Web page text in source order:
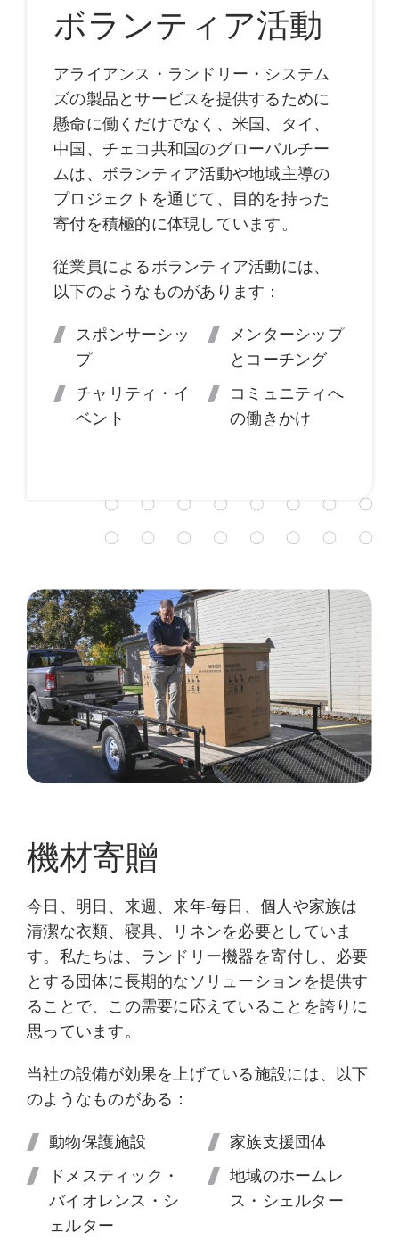
ボランティア活動
アライアンス・ランドリー・システム
ズの製品とサービスを提供するために
懸命に働くだけでなく、米国、タイ、
中国、チェコ共和国のグローバルチー
ムは、ボランティア活動や地域主導の
プロジェクトを通じて、目的を持った
寄付を積極的に体現しています。
従業員によるボランティア活動には、
以下のようなものがあります：
スポンサーシッ
プ
チャリティ・イ
ベント
メンターシップ
とコーチング
コミュニティへ
の働きかけ
機材寄贈
今日、明日、来週、来年-毎日、個人や家族は
清潔な衣類、寝具、リネンを必要としていま
す。私たちは、ランドリー機器を寄付し、必要
とする団体に長期的なソリューションを提供す
ることで、この需要に応えていることを誇りに
思っています。
当社の設備が効果を上げている施設には、以下
のようなものがある：
動物保護施設
ドメスティック・
バイオレンス・シ
ェルター
家族支援団体
地域のホームレ
ス・シェルター